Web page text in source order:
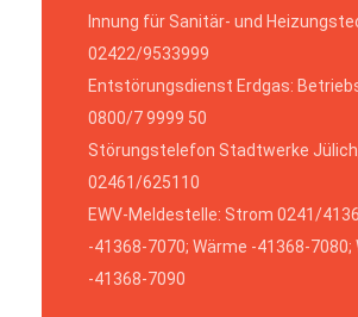
Innung für Sanitär- und
02422/9533999
Entstörungsdienst Erdgas:
0800/7 9999 50
Störungstelefon Stadtwerke
02461/625110
EWV-Meldestelle: Strom 0241/
-41368-7070; Wärme -41368-7080;
-41368-7090